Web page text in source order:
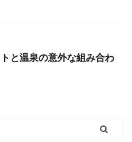
と温泉の意外な組み合わ